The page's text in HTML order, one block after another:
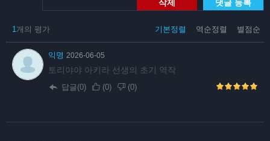
기본정렬 역순정렬 별점순
1개의 평가
익명 2026-06-05
토리야야 아키라 선생의 초기 역작
답글(0) (0) (0)